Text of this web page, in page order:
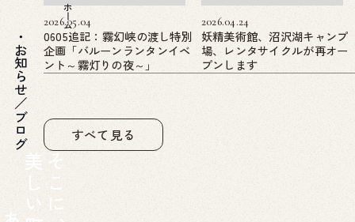
2026.05.04
0605追記：霧幻峡の渡し特別
企画「バルーンランタンイベ
ント～霧灯りの夜～」
2026.04.24
妖精美術館、沼沢湖キャンプ
場、レンタサイクルが再オー
プンします
すべて見る
ホーム
お知らせ／ブログ
そ
こ
に
美
し
い